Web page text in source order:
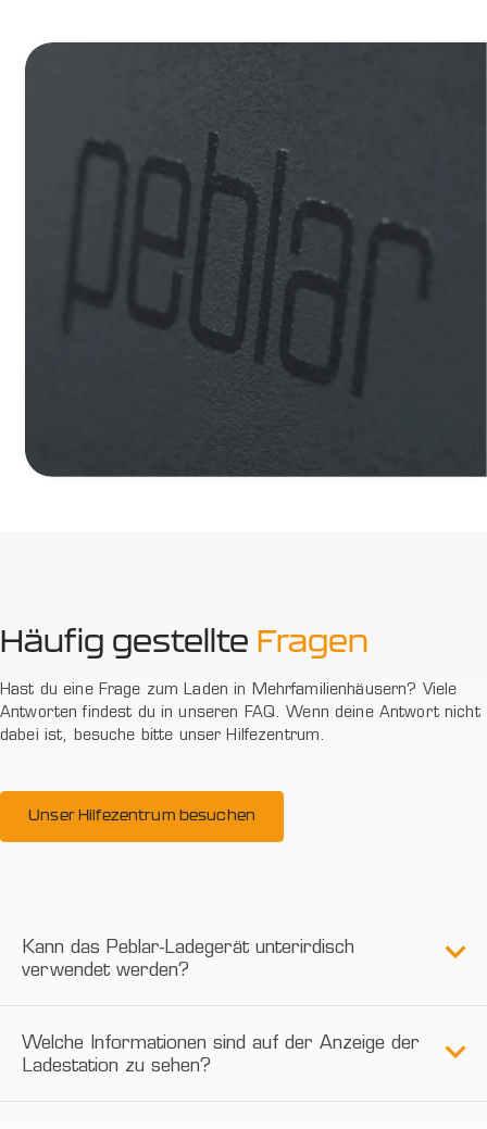
Häufig gestellte Fragen
Hast du eine Frage zum Laden in Mehrfamilienhäusern? Viele
Antworten findest du in unseren FAQ. Wenn deine Antwort nicht
dabei ist, besuche bitte unser Hilfezentrum.
Unser Hilfezentrum besuchen
Kann das Peblar-Ladegerät unterirdisch
verwendet werden?
Welche Informationen sind auf der Anzeige der
Ladestation zu sehen?